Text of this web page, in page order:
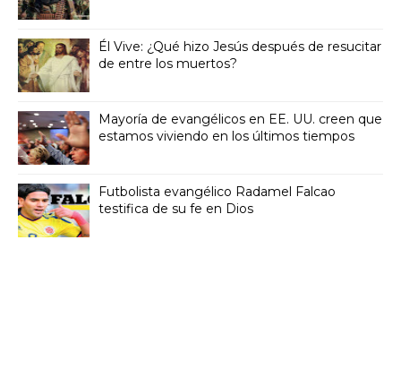
Él Vive: ¿Qué hizo Jesús después de resucitar
de entre los muertos?
Mayoría de evangélicos en EE. UU. creen que
estamos viviendo en los últimos tiempos
Futbolista evangélico Radamel Falcao
testifica de su fe en Dios